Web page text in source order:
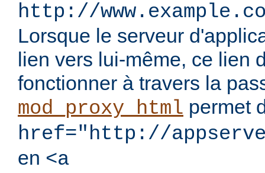
http://
Lorsque le serveur
lien vers lui-même, ce lien
fonctionner à travers la
mod_proxy_html permet
href="http://
en <a